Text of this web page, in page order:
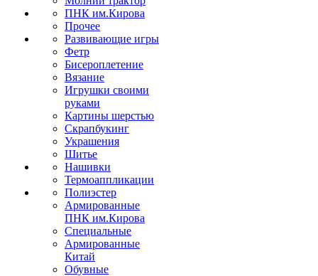
ПНК им.Кирова
Прочее
Развивающие игры
Фетр
Бисероплетение
Вязание
Игрушки своими
руками
Картины шерстью
Скрапбукинг
Украшения
Шитье
Нашивки
Термоаппликации
Полиэстер
Армированные
ПНК им.Кирова
Специальные
Армированные
Китай
Обувные